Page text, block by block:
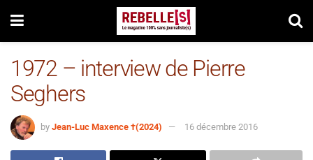
1972 – interview de Pierre
Seghers
by Jean-Luc Maxence †(2024) 16 décembre 2016